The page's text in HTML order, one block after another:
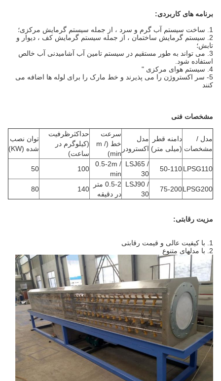
برنامه های کاربردی:
1. ساخت سیستم آب گرم و سرد ، از جمله سیستم گرمایش مرکزی؛
2. سیستم گرمایش ساختمان ، از جمله سیستم گرمایش کف ، دیوار و
تابش؛
3. می تواند به طور مستقیم در سیستم تامین آب آشامیدنی آب خالص
استفاده شود.
4. سیستم هوای مرکزی "
5- سر اکستروژن را می پذیرند و خط مارک را برای لوله ها اضافه می
کنند
مشخصات فنی
مدل /
مشخصات
دامنه قطر
(میلی متر)
مدل
اکسترودر
سرعت
خط (m /
min)
حداکثرظرفیت
(کیلوگرم در
ساعت)
توان نصب
شده (KW)
LPSG110
50-110
LSJ65 /
30
0.5-2m /
min
100
50
LPSG200
75-200
LSJ90 /
30
0.5-2 متر
در دقیقه
140
80
مزیت رقابتی:
1. با کیفیت عالی و قیمت رقابتی
2. با مدلهای متنوع